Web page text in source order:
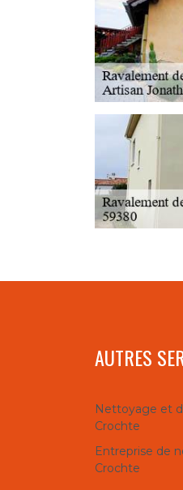
AUTRES
Nettoyage et
Crochte
Entreprise de
Crochte